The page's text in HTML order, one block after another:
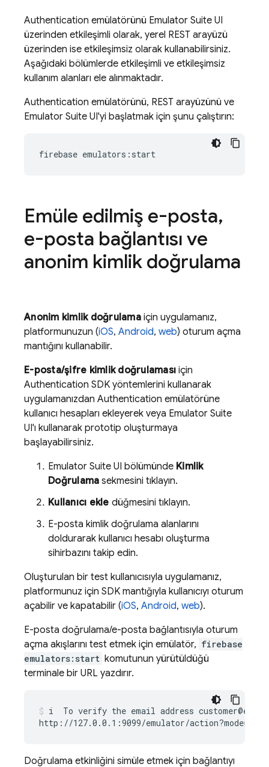
Authentication emülatörünü Emulator Suite UI
üzerinden etkileşimli olarak, yerel REST arayüzü
üzerinden ise etkileşimsiz olarak kullanabilirsiniz.
Aşağıdaki bölümlerde etkileşimli ve etkileşimsiz
kullanım alanları ele alınmaktadır.
Authentication emülatörünü, REST arayüzünü ve
Emulator Suite UI'yi başlatmak için şunu çalıştırın:
Emüle edilmiş e-posta,
e-posta bağlantısı ve
anonim kimlik doğrulama
Anonim kimlik doğrulamaiçin uygulamanız,
platformunuzun (iOS, Android, web) oturum açma
mantığını kullanabilir.
E-posta/şifre kimlik doğrulaması için
Authentication SDK yöntemlerini kullanarak
uygulamanızdan Authentication emülatörüne
kullanıcı hesapları ekleyerek veya Emulator Suite
UI'ı kullanarak prototip oluşturmaya
başlayabilirsiniz.
Emulator Suite UI bölümünde Kimlik
Doğrulama sekmesini tıklayın.
Kullanıcı ekle düğmesini tıklayın.
E-posta kimlik doğrulama alanlarını
doldurarak kullanıcı hesabı oluşturma
sihirbazını takip edin.
Oluşturulan bir test kullanıcısıyla uygulamanız,
platformunuz için SDK mantığıyla kullanıcıyı oturum
açabilir ve kapatabilir (iOS, Android, web).
E-posta doğrulama/e-posta bağlantısıyla oturum
açma akışlarını test etmek için emülatör, firebase
emulators:start komutunun yürütüldüğü
terminale bir URL yazdırır.
i To verify the email address
http://127.0.0.1:9099/emulator/action?mode=
Doğrulama etkinliğini simüle etmek için bağlantıyı